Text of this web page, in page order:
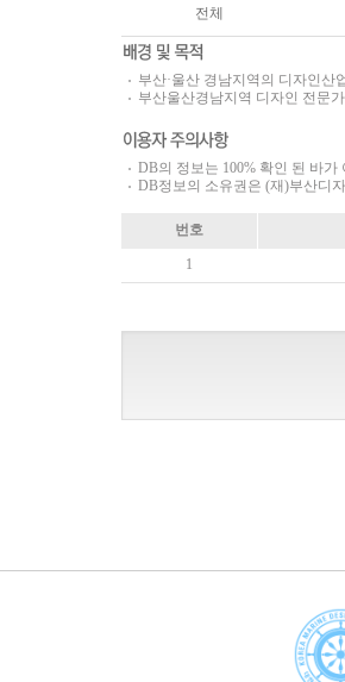
전체
부산·울산 경남지역의 디자인
부산울산경남지역 디자인 전문
DB의 정보는 100% 확인 된 바
DB정보의 소유권은 (재)부산디
번호
1